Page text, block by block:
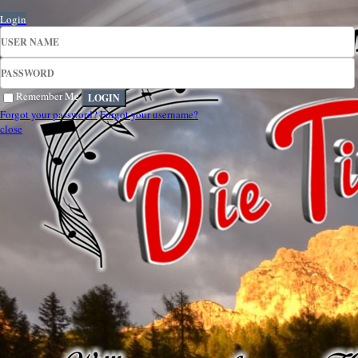
Login
Remember Me
Forgot your password?Forgot your username?
close